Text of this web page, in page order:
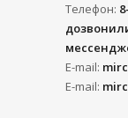
Телефон:
E-mail:
E-mail: